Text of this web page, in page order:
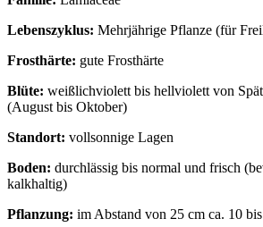
Lebenszyklus: Mehrjährige Pflanze (für
Frosthärte: gute Frosthärte
Blüte: weißlichviolett bis hellviolett von
(August bis Oktober)
Standort: vollsonnige Lagen
Boden: durchlässig bis normal und frisch
kalkhaltig)
Pflanzung: im Abstand von 25 cm ca. 10